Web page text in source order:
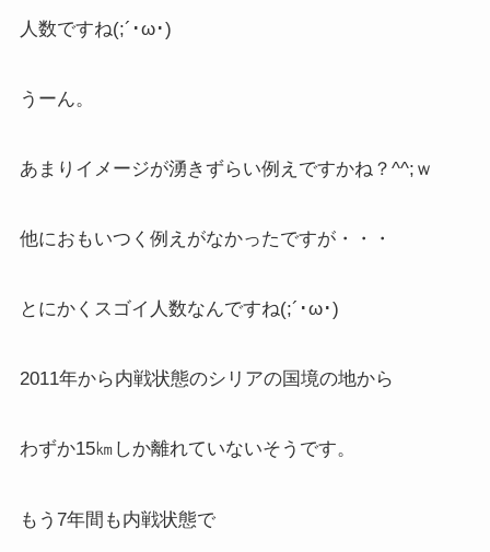
人数ですね(;´･ω･)
うーん。
あまりイメージが湧きずらい例えですかね？^^;ｗ
他におもいつく例えがなかったですが・・・
とにかくスゴイ人数なんですね(;´･ω･)
2011年から内戦状態のシリアの国境の地から
わずか15㎞しか離れていないそうです。
もう7年間も内戦状態で